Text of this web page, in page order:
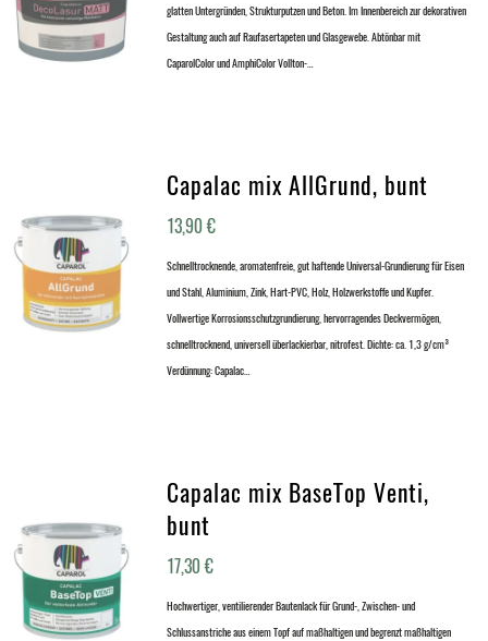
glatten Untergründen, Strukturputzen und Beton. Im Innenbereich zur dekorativen
Gestaltung auch auf Raufasertapeten und Glasgewebe. Abtönbar mit
CaparolColor und AmphiColor Vollton-…
Capalac mix AllGrund, bunt
13,90€
Schnelltrocknende, aromatenfreie, gut haftende Universal-Grundierung für Eisen
und Stahl, Aluminium, Zink, Hart-PVC, Holz, Holzwerkstoffe und Kupfer.
Vollwertige Korrosionsschutzgrundierung, hervorragendes Deckvermögen,
schnelltrocknend, universell überlackierbar, nitrofest. Dichte: ca. 1,3 g/cm³
Verdünnung: Capalac…
Capalac mix BaseTop Venti,
bunt
17,30€
Hochwertiger, ventilierender Bautenlack für Grund-, Zwischen- und
Schlussanstriche aus einem Topf auf maßhaltigen und begrenzt maßhaltigen